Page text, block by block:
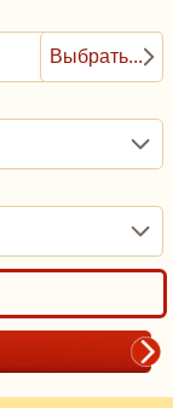
Выбрать...